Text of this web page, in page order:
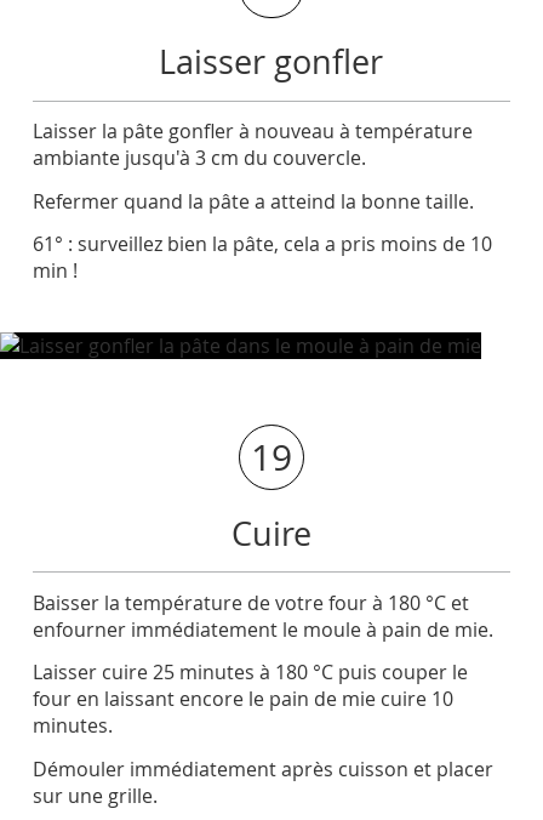
Laisser gonfler
Laisser la pâte gonfler à nouveau à température
ambiante jusqu'à 3 cm du couvercle.
Refermer quand la pâte a atteind la bonne taille.
61° : surveillez bien la pâte, cela a pris moins de 10
min !
19
Cuire
Baisser la température de votre four à 180 °C et
enfourner immédiatement le moule à pain de mie.
Laisser cuire 25 minutes à 180 °C puis couper le
four en laissant encore le pain de mie cuire 10
minutes.
Démouler immédiatement après cuisson et placer
sur une grille.